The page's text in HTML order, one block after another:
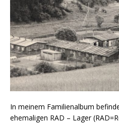
In meinem Familienalbum
ehemaligen RAD – Lager